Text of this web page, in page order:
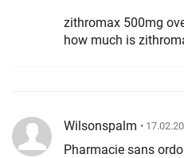
zithromax 500mg
how much is
Wilsonspalm •
Pharmacie sans